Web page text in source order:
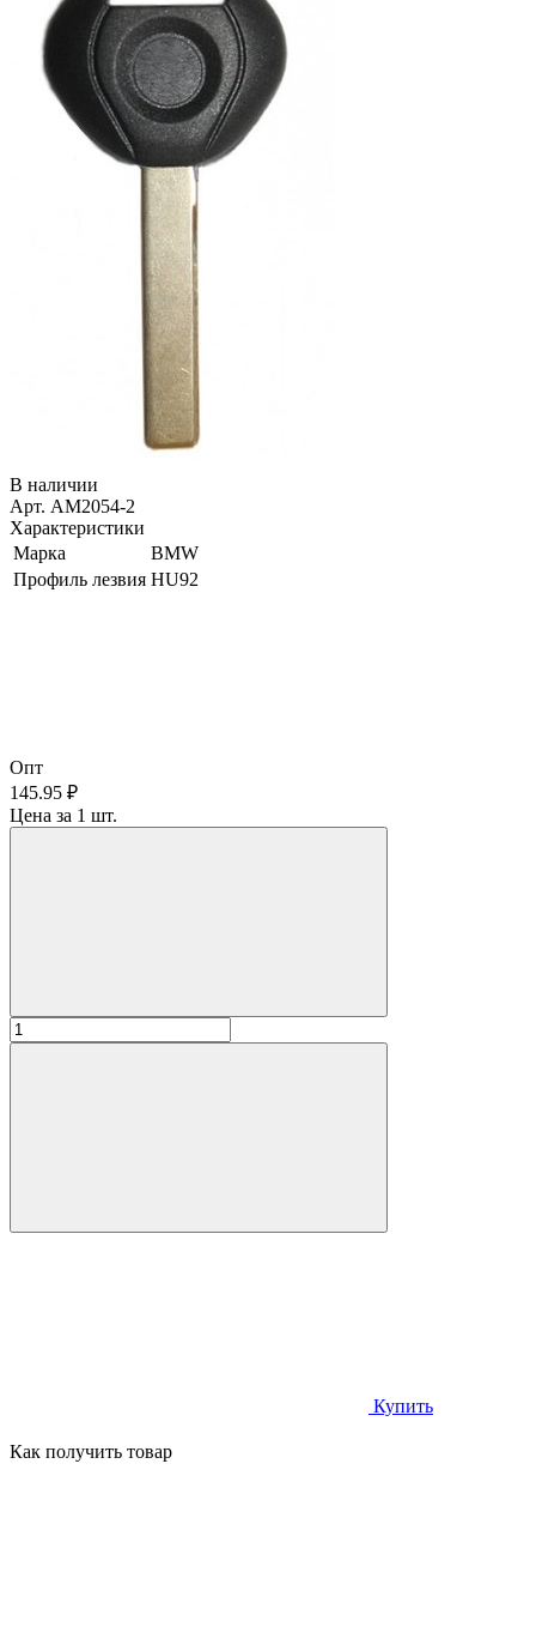
В наличии
Арт. AM2054-2
Характеристики
Марка
BMW
Профиль лезвия HU92
Опт
145.95 ₽
Цена за 1 шт.
Купить
Как получить товар